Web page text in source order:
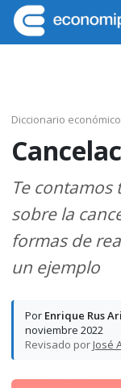
Saltar
a
la
Saltar
al
contenido
Saltar
a
la
Saltar
al
pie
Economipedia
Haciendo
Diccionario económico
Te contamos
sobre la
formas de
un ejemplo
Por Enrique Rus
noviembre 2022
Revisado porJosé